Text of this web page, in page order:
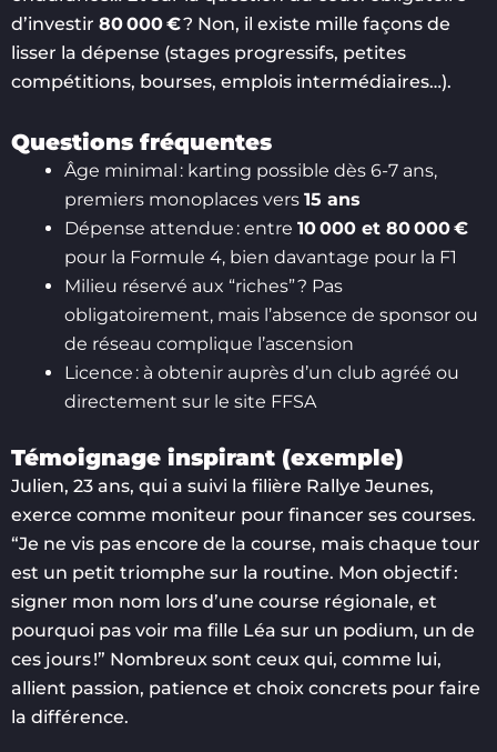
d’investir 80 000 €? Non, il existe mille façons de
lisser la dépense (stages progressifs, petites
compétitions, bourses, emplois intermédiaires…).
Questions fréquentes
Âge minimal : karting possible dès 6-7 ans,
premiers monoplaces vers 15 ans
Dépense attendue : entre 10 000 et 80 000 €
pour la Formule 4, bien davantage pour la F1
Milieu réservé aux “riches” ? Pas
obligatoirement, mais l’absence de sponsor ou
de réseau complique l’ascension
Licence : à obtenir auprès d’un club agréé ou
directement sur le site FFSA
Témoignage inspirant (exemple)
Julien, 23 ans, qui a suivi la filière Rallye Jeunes,
exerce comme moniteur pour financer ses courses.
“Je ne vis pas encore de la course, mais chaque tour
est un petit triomphe sur la routine. Mon objectif :
signer mon nom lors d’une course régionale, et
pourquoi pas voir ma fille Léa sur un podium, un de
ces jours !” Nombreux sont ceux qui, comme lui,
allient passion, patience et choix concrets pour faire
la différence.